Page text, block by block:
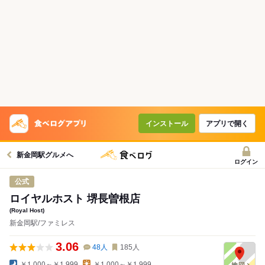
インストール アプリで開く
新金岡駅グルメへ
ログイン
公式
ロイヤルホスト 堺長曽根店
(Royal Host)
新金岡駅/ファミレス
3.06 48人 185 人